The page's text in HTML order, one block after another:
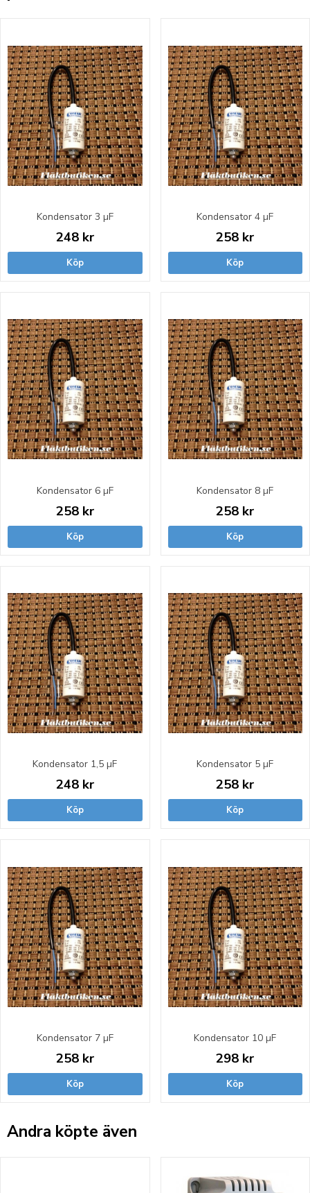
Kondensator 3 µF
248 kr
Köp
Kondensator 4 µF
258 kr
Köp
Kondensator 6 µF
258 kr
Köp
Kondensator 8 µF
258 kr
Köp
Kondensator 1,5 µF
248 kr
Köp
Kondensator 5 µF
258 kr
Köp
Kondensator 7 µF
258 kr
Köp
Kondensator 10 µF
298 kr
Köp
Andra köpte även